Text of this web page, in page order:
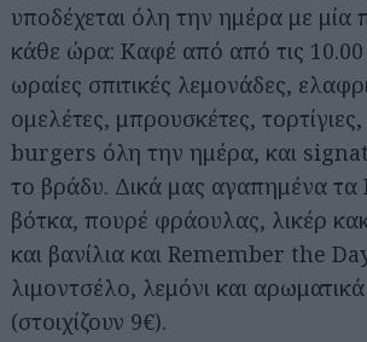
υποδέχεται όλη την ημέρα με μία
κάθε ώρα: Καφέ από από τις
ωραίες σπιτικές λεμονάδες,
ομελέτες, μπρουσκέτες, τορτίγιες,
burgers όλη την ημέρα, και
το βράδυ. Δικά μας αγαπημένα
βότκα, πουρέ φράουλας, λικέρ
και βανίλια και Remember the
λιμοντσέλο, λεμόνι και
(στοιχίζουν 9€).